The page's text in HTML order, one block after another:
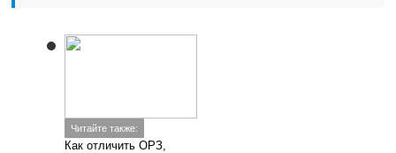
Читайте также:
Как отличить ОРЗ,